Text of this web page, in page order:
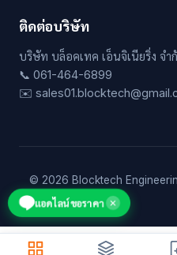
ติดต่อบริษัท
บริษัท บล็อคเทค เอ็นจิเนียริ่ง จำ
📞 061-464-6899
✉️
© 2026 Blocktech
แอดไลน์ขอราคา ✕